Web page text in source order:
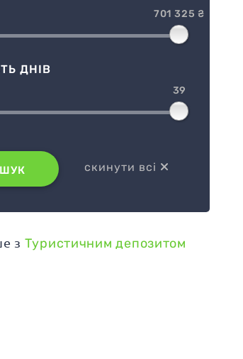
701 325 ₴
ДНІВ
39
скинути всі
з Туристичним депозитом